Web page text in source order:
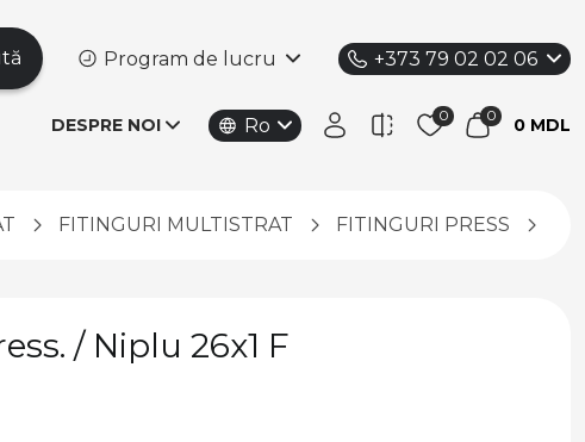
Program de lucru +373 79 02 02 06
DESPRE NOI Ro 0 MDL
FITINGURI MULTISTRAT FITINGURI PRESS
/ Niplu 26x1 F